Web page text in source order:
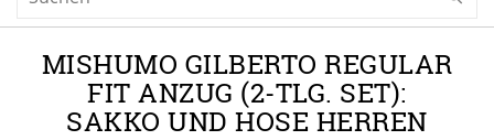
MISHUMO GILBERTO REGULAR
FIT ANZUG (2-TLG. SET):
SAKKO UND HOSE HERREN